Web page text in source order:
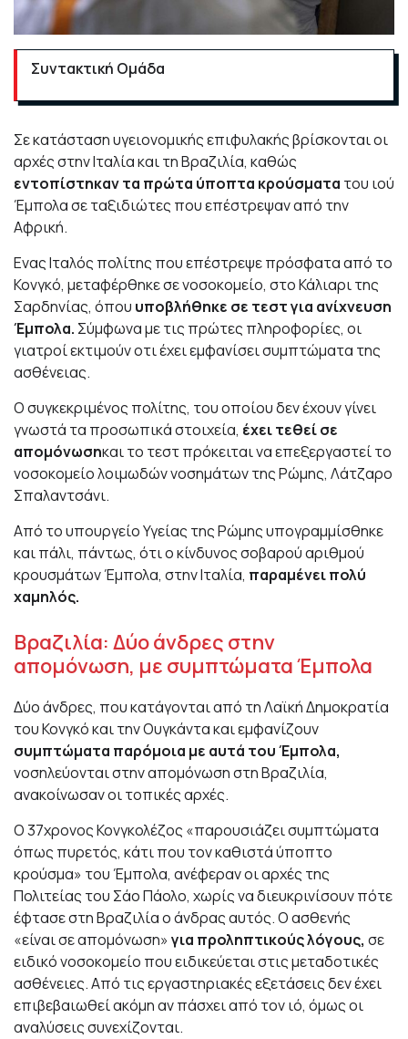
Συντακτική Ομάδα
Σε κατάσταση υγειονομικής επιφυλακής βρίσκονται οι
αρχές στην Ιταλία και τη Βραζιλία, καθώς
εντοπίστηκαν τα πρώτα ύποπτα κρούσματα του ιού
Έμπολα σε ταξιδιώτες που επέστρεψαν από την
Αφρική.
Ενας Ιταλός πολίτης που επέστρεψε πρόσφατα από το
Κονγκό, μεταφέρθηκε σε νοσοκομείο, στο Κάλιαρι της
Σαρδηνίας, όπου υποβλήθηκε σε τεστ για ανίχνευση
Έμπολα. Σύμφωνα με τις πρώτες πληροφορίες, οι
γιατροί εκτιμούν οτι έχει εμφανίσει συμπτώματα της
ασθένειας.
Ο συγκεκριμένος πολίτης, του οποίου δεν έχουν γίνει
γνωστά τα προσωπικά στοιχεία, έχει τεθεί σε
απομόνωσηκαι το τεστ πρόκειται να επεξεργαστεί το
νοσοκομείο λοιμωδών νοσημάτων της Ρώμης, Λάτζαρο
Σπαλαντσάνι.
Από το υπουργείο Υγείας της Ρώμης υπογραμμίσθηκε
και πάλι, πάντως, ότι ο κίνδυνος σοβαρού αριθμού
κρουσμάτων Έμπολα, στην Ιταλία, παραμένει πολύ
χαμηλός.
Βραζιλία: Δύο άνδρες στην
απομόνωση, με συμπτώματα Έμπολα
Δύο άνδρες, που κατάγονται από τη Λαϊκή Δημοκρατία
του Κονγκό και την Ουγκάντα και εμφανίζουν
συμπτώματα παρόμοια με αυτά του Έμπολα,
νοσηλεύονται στην απομόνωση στη Βραζιλία,
ανακοίνωσαν οι τοπικές αρχές.
Ο 37χρονος Κονγκολέζος «παρουσιάζει συμπτώματα
όπως πυρετός, κάτι που τον καθιστά ύποπτο
κρούσμα» του Έμπολα, ανέφεραν οι αρχές της
Πολιτείας του Σάο Πάολο, χωρίς να διευκρινίσουν πότε
έφτασε στη Βραζιλία ο άνδρας αυτός. Ο ασθενής
«είναι σε απομόνωση» για προληπτικούς λόγους, σε
ειδικό νοσοκομείο που ειδικεύεται στις μεταδοτικές
ασθένειες. Από τις εργαστηριακές εξετάσεις δεν έχει
επιβεβαιωθεί ακόμη αν πάσχει από τον ιό, όμως οι
αναλύσεις συνεχίζονται.